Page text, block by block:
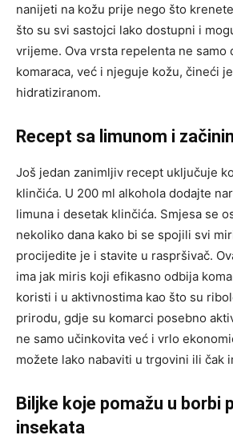
nanijeti na kožu prije nego što
što su svi sastojci lako dostupni i
vrijeme. Ova vrsta repelenta ne samo
komaraca, već i njeguje kožu, čineći
hidratiziranom.
Recept sa limunom i
Još jedan zanimljiv recept uključuje
klinčića. U 200 ml alkohola dodajte
limuna i desetak klinčića. Smjesa se
nekoliko dana kako bi se spojili svi
procijedite je i stavite u raspršivač.
ima jak miris koji efikasno odbija
koristi i u aktivnostima kao što su
prirodu, gdje su komarci posebno
ne samo učinkovita već i vrlo
možete lako nabaviti u trgovini ili čak
Biljke koje pomažu u borbi
insekata